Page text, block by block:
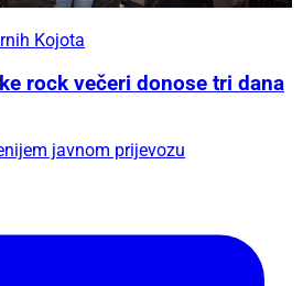
Kojota
rock večeri donose tri dana
javnom prijevozu